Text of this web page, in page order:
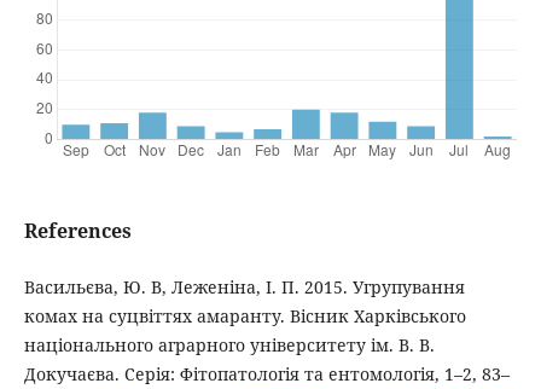
References
Васильєва, Ю. В, Леженіна, І. П. 2015. Угрупування
комах на суцвіттях амаранту. Вісник Харківського
національного аграрного університету ім. В. В.
Докучаєва. Серія: Фітопатологія та ентомологія, 1–2, 83–